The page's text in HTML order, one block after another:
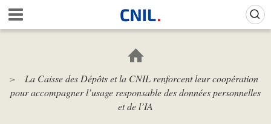
Aller
au
contenu
c
i
l
La Caisse des Dépôts et la CNIL renforcent leur coopération
pour accompagner l’usage responsable des données personnelles
et de l’IA
Gestion de vos préférences sur les cookies (témoins de connexion)